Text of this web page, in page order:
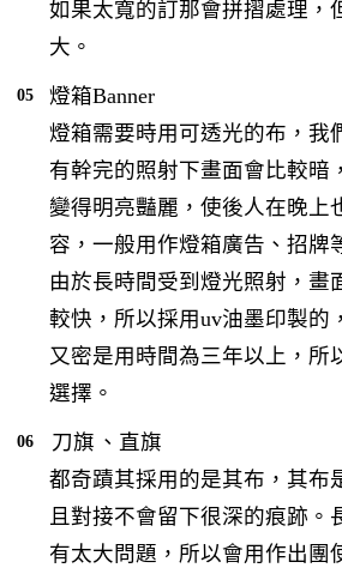
如果太寬的訂那會拼摺處理，
大。
燈箱Banner
燈箱需要時用可透光的布，我
有幹完的照射下畫面會比較暗
變得明亮豔麗，使後人在晚上
容，一般用作燈箱廣告、招牌
由於長時間受到燈光照射，畫
較快，所以採用uv油墨印製的
又密是用時間為三年以上，所
選擇。
刀旗 、直旗
都奇蹟其採用的是其布，其布
且對接不會留下很深的痕跡。
有太大問題，所以會用作出團